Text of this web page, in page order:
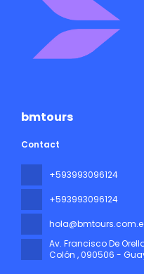
bmtours
Contact
+593993096124
+593993096124
Av. Francisco De
Colón , 090506 -